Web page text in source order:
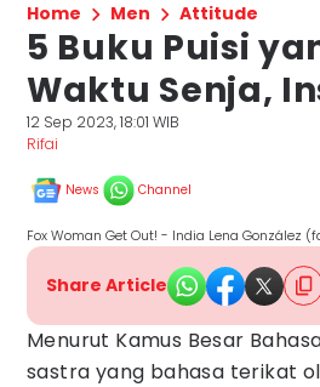
Home Men Attitude
5 Buku Puisi
Waktu Senja,
12 Sep 2023, 18:01 WIB
Rifai
News Channel
Fox Woman Get Out! - India Lena González
Share Article
Menurut Kamus Besar
sastra yang bahasa terikat